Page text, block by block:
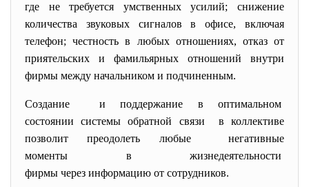
где не требуется умственных усилий; снижение
количества звуковых сигналов в офисе, включая
телефон; честность в любых отношениях, отказ от
приятельских и фамильярных отношений внутри
фирмы между начальником и подчиненным.
Создание и поддержание в оптимальном
состоянии системы обратной связи в коллективе
позволит преодолеть любые негативные
моменты в жизнедеятельности
фирмы через информацию от сотрудников.